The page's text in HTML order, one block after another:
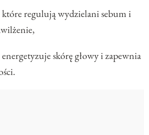
które regulują wydzielani sebum i
skórę głowy i zapewnia